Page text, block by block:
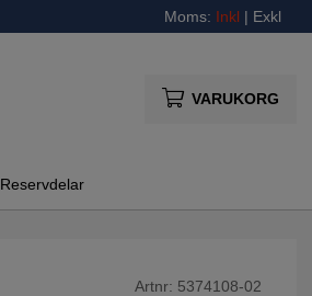
Moms: Inkl | Exkl
VARUKORG
Reservdelar
Artnr: 5374108-02